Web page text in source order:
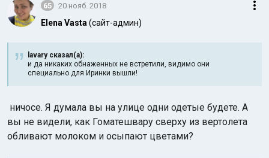
65 20 нояб. 2018
Elena Vasta (сайт-админ)
lavary сказал(а):
и да никаких обнаженных не встретили, видимо они
специально для Иринки вышли!
ничосе. Я думала вы на улице одни одетые будете. А
вы не видели, как Гоматешвару сверху из вертолета
обливают молоком и осыпают цветами?